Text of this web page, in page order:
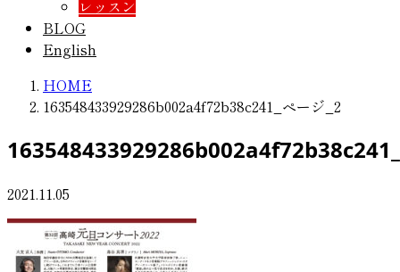
レッスン
BLOG
English
HOME
163548433929286b002a4f72b38c241_ページ_2
2021.11.05